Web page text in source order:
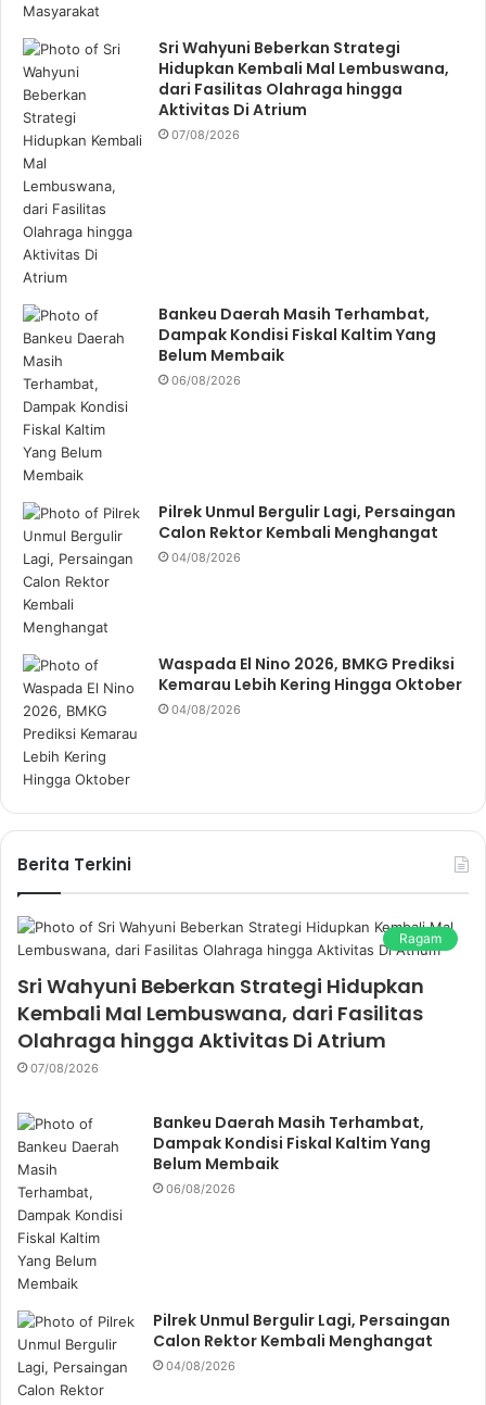
Sri Wahyuni Beberkan Strategi
Hidupkan Kembali Mal Lembuswana,
dari Fasilitas Olahraga hingga
Aktivitas Di Atrium
07/08/2026
Bankeu Daerah Masih Terhambat,
Dampak Kondisi Fiskal Kaltim Yang
Belum Membaik
06/08/2026
Pilrek Unmul Bergulir Lagi, Persaingan
Calon Rektor Kembali Menghangat
04/08/2026
Waspada El Nino 2026, BMKG Prediksi
Kemarau Lebih Kering Hingga Oktober
04/08/2026
Berita Terkini
Ragam
Sri Wahyuni Beberkan Strategi Hidupkan
Kembali Mal Lembuswana, dari Fasilitas
Olahraga hingga Aktivitas Di Atrium
07/08/2026
Bankeu Daerah Masih Terhambat,
Dampak Kondisi Fiskal Kaltim Yang
Belum Membaik
06/08/2026
Pilrek Unmul Bergulir Lagi, Persaingan
Calon Rektor Kembali Menghangat
04/08/2026